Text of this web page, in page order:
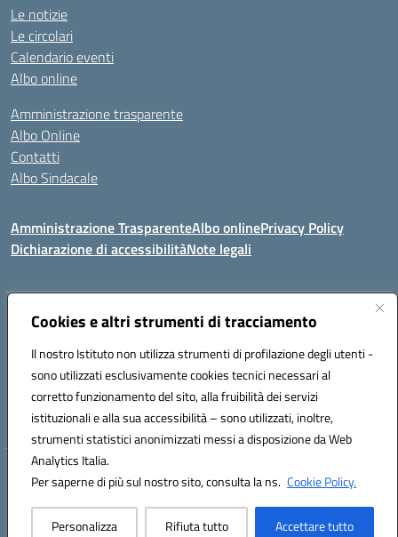
Cookies e altri strumenti di tracciamento
Il nostro Istituto non utilizza strumenti di profilazione degli utenti -
sono utilizzati esclusivamente cookies tecnici necessari al
corretto funzionamento del sito, alla fruibilità dei servizi
istituzionali e alla sua accessibilità – sono utilizzati, inoltre,
strumenti statistici anonimizzati messi a disposizione da Web
Analytics Italia.
Per saperne di più sul nostro sito, consulta la ns. Cookie Policy.
Personalizza Rifiuta tutto Accettare tutto
Le notizie
Le circolari
Calendario eventi
Albo online
Amministrazione trasparente
Albo Online
Contatti
Albo Sindacale
Amministrazione TrasparenteAlbo onlinePrivacy Policy
Dichiarazione di accessibilitàNote legali
Indirizzo:Via De Martis s.n.c. 07029 Tempio Pausania (OT)
Posta elettronica certificata (PEC):sssl030007@pec.istruzione.it
Codice fiscale: 91009410902
Codice meccanografico: SSSL030007
Hosting & Powered by 3D Solution S.r.l.
Concept & Design by Designers Italia